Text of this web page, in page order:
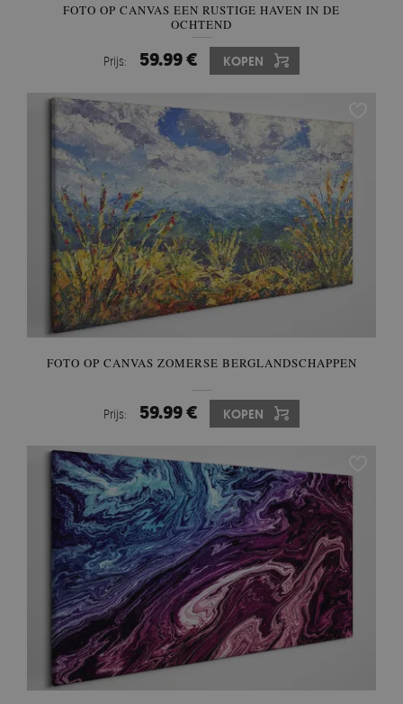
FOTO OP CANVAS EEN RUSTIGE HAVEN IN DE
OCHTEND
Prijs: 59.99 € KOPEN
FOTO OP CANVAS ZOMERSE BERGLANDSCHAPPEN
Prijs: 59.99 € KOPEN